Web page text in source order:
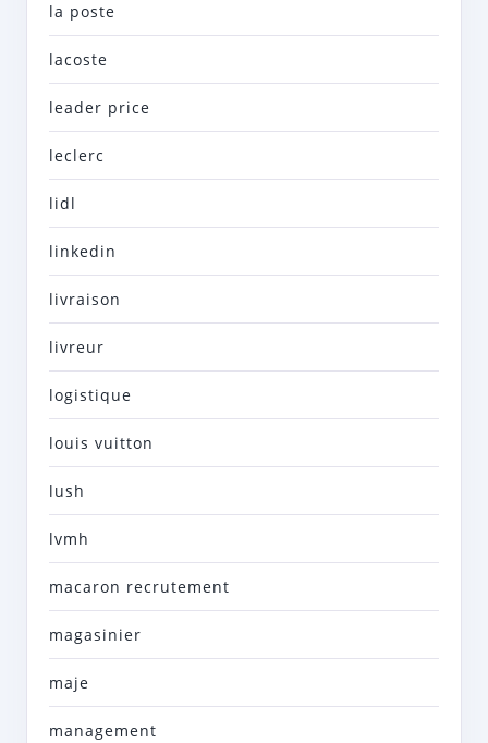
la poste
lacoste
leader price
leclerc
lidl
linkedin
livraison
livreur
logistique
louis vuitton
lush
lvmh
macaron recrutement
magasinier
maje
management